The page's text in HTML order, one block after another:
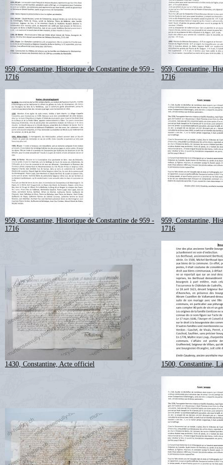
959, Constantine, Historique de Constantine de 959 -
1716
959, Constantine,
1716
959, Constantine, Historique de Constantine de 959 -
1716
959, Constantine,
1716
1430, Constantine, Acte officiel 1500, Constantine,